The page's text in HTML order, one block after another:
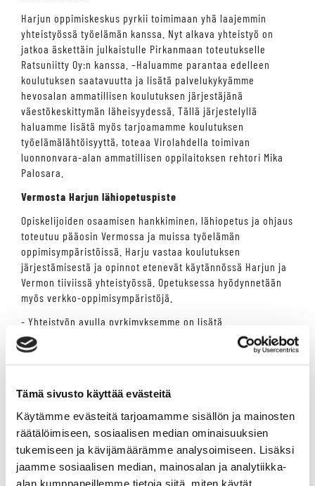
Tämä sivusto käyttää evästeitä
Käytämme evästeitä tarjoamamme sisällön ja mainosten
räätälöimiseen, sosiaalisen median ominaisuuksien
tukemiseen ja kävijämäärämme analysoimiseen. Lisäksi
jaamme sosiaalisen median, mainosalan ja analytiikka-
alan kumppaneillemme tietoja siitä, miten käytät
Harjun oppimiskeskus pyrkii toimimaan yhä laajemmin
yhteistyössä työelämän kanssa. Nyt alkava yhteistyö on
jatkoa äskettäin julkaistulle Pirkanmaan toteutukselle
Ratsuniitty Oy:n kanssa. –Haluamme parantaa edelleen
koulutuksen saatavuutta ja lisätä palvelukykyämme
hevosalan ammatillisen koulutuksen järjestäjänä
väestökeskittymän läheisyydessä. Tällä järjestelyllä
haluamme lisätä myös tarjoamamme koulutuksen
työelämälähtöisyyttä, toteaa Virolahdella toimivan
luonnonvara-alan ammatillisen oppilaitoksen rehtori Mika
Palosara.
Vermosta Harjun lähiopetuspiste
Opiskelijoiden osaamisen hankkiminen, lähiopetus ja ohjaus
toteutuu pääosin Vermossa ja muissa työelämän
oppimisympäristöissä. Harju vastaa koulutuksen
järjestämisestä ja opinnot etenevät käytännössä Harjun ja
Vermon tiiviissä yhteistyössä. Opetuksessa hyödynnetään
myös verkko-oppimisympäristöjä.
- Yhteistyön avulla pyrkimyksemme on lisätä
koulutustarjontaamme myös ravipuolella, Palosara toteaa.
ratsupuolelle - yksityiskohdat tarkentuvat myöhemmin.
suorittaa hevostenhoitajan, hevospalveluohjaajan tai
ratsastuksenohjaajan perustutkinnon kahden vuoden
aikana.
-Vermo on erittäin iloinen yhteistyön käynnistymisestä